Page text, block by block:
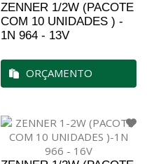
ZENNER 1/2W (PACOTE
COM 10 UNIDADES ) -
1N 964 - 13V
ORÇAMENTO